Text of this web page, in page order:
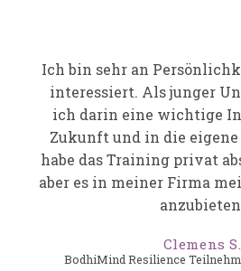
Ich bin sehr an
interessiert. Als junger
ich darin eine wichtige
Zukunft und in die eigene
habe das Training privat
aber es in meiner Firma
Clemens S.
BodhiMind Resilience